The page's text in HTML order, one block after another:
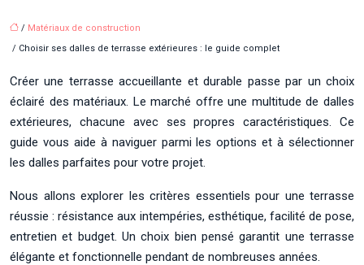
/ Matériaux de construction
/ Choisir ses dalles de terrasse extérieures : le guide complet
Créer une terrasse accueillante et durable passe par un choix
éclairé des matériaux. Le marché offre une multitude de dalles
extérieures, chacune avec ses propres caractéristiques. Ce
guide vous aide à naviguer parmi les options et à sélectionner
les dalles parfaites pour votre projet.
Nous allons explorer les critères essentiels pour une terrasse
réussie : résistance aux intempéries, esthétique, facilité de pose,
entretien et budget. Un choix bien pensé garantit une terrasse
élégante et fonctionnelle pendant de nombreuses années.